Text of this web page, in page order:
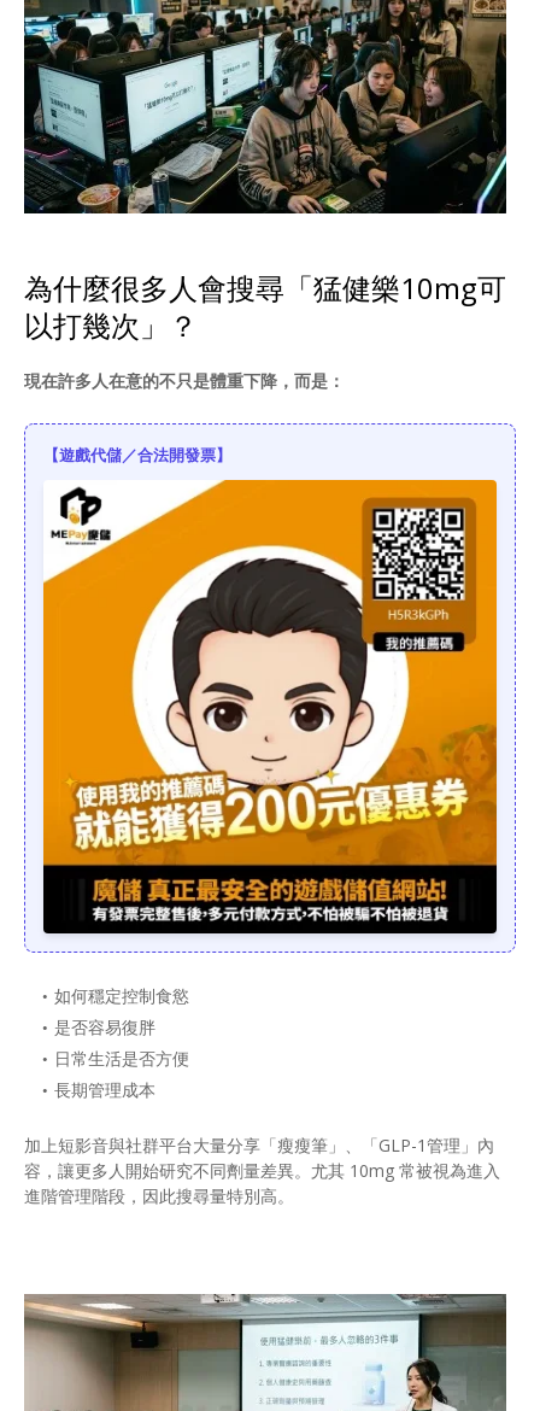
為什麼很多人會搜尋「猛健樂10mg可
以打幾次」？
現在許多人在意的不只是體重下降，而是：
【遊戲代儲／合法開發票】
如何穩定控制食慾
是否容易復胖
日常生活是否方便
長期管理成本
加上短影音與社群平台大量分享「瘦瘦筆」、「GLP-1管理」內
容，讓更多人開始研究不同劑量差異。尤其 10mg 常被視為進入
進階管理階段，因此搜尋量特別高。